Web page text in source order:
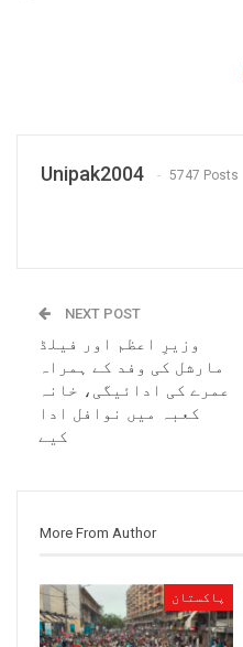
Unipak2004 5747 Posts
NEXT POST
وزیرِ اعظم اور فیلڈ
مارشل کی وفد کے ہمراہ
عمرے کی ادائیگی، خانہ
کعبہ میں نوافل ادا
کیے
More From Author
پاکستان